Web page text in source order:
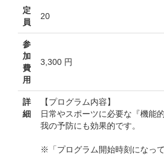
定
員
20
参
加
費
用
3,300 円
詳
細
【プログラム内容】
日常やスポーツに必要な『機能
我の予防にも効果的です。
※「プログラム開始時刻になっ